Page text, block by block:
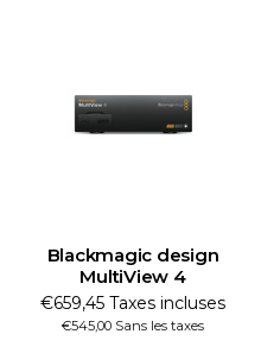
Blackmagic design
MultiView 4
€659,45 Taxes incluses
€545,00 Sans les taxes